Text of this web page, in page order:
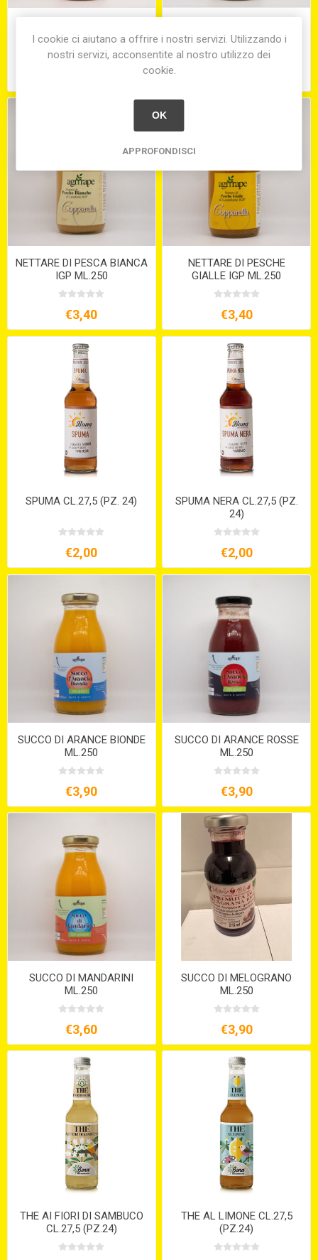
ML.250
ML.250
NETTARE DI PESCA BIANCA
IGP ML.250
€3,40
NETTARE DI PESCHE
GIALLE IGP ML.250
€3,40
SPUMA CL.27,5 (PZ. 24)
€2,00
SPUMA NERA CL.27,5 (PZ.
24)
€2,00
SUCCO DI ARANCE BIONDE
ML.250
€3,90
SUCCO DI ARANCE ROSSE
ML.250
€3,90
SUCCO DI MANDARINI
ML.250
€3,60
SUCCO DI MELOGRANO
ML.250
€3,90
THE AI FIORI DI SAMBUCO
CL.27,5 (PZ.24)
THE AL LIMONE CL.27,5
(PZ.24)
I cookie ci aiutano a offrire i nostri servizi. Utilizzando i
nostri servizi, acconsentite al nostro utilizzo dei
cookie.
OK
APPROFONDISCI